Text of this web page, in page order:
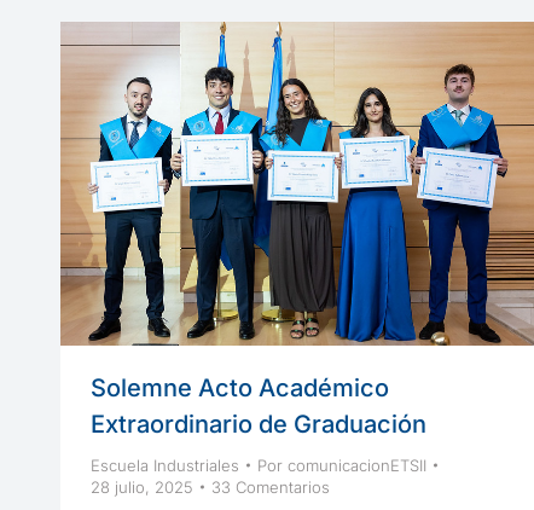
Solemne Acto Académico
Extraordinario de Graduación
Escuela Industriales Por comunicacionETSII
28 julio, 2025
33 Comentarios